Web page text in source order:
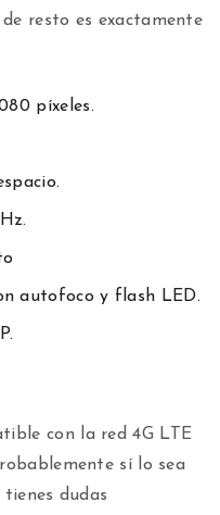
resto es exactamente
píxeles.
autofoco y flash LED.
con la red 4G LTE
sí lo sea
dudas